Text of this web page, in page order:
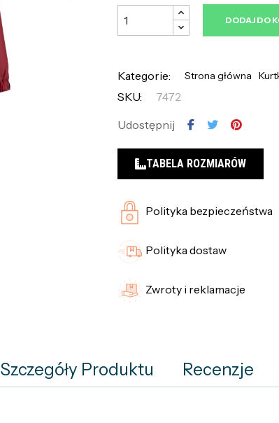
DODAJ DO
Kategorie: Strona główna
SKU:
7472
Udostępnij
TABELA ROZMIARÓW
Polityka bezpieczeństwa
Polityka dostaw
Zwroty i reklamacje
Szczegóły Produktu Recenzje